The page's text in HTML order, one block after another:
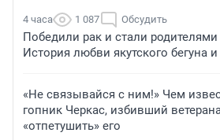
4 часа 1 087 Обсудить
Победили рак и стали
История любви якутского бегуна
«Не связывайся с ним!» Чем
гопник Черкас, избивший
«отпетушить» его